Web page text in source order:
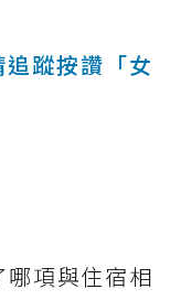
蹤按讚「女
項與住宿相